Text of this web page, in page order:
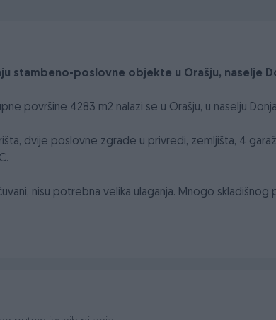
stambeno-poslovne objekte u Orašju, naselje
površine 4283 m2 nalazi se u Orašju, u naselju
dvije poslovne zgrade u privredi, zemljišta, 4
nisu potrebna velika ulaganja. Mnogo skladišnog
razgledanja, kontaktirajte nas: